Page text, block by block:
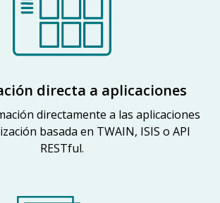
directa a aplicaciones
directamente a las aplicaciones
basada en TWAIN, ISIS o API
RESTful.